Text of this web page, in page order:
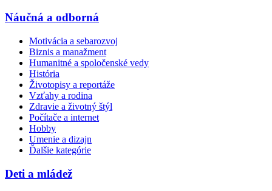
Náučná a odborná
Motivácia a sebarozvoj
Biznis a manažment
Humanitné a spoločenské vedy
História
Životopisy a reportáže
Vzťahy a rodina
Zdravie a životný štýl
Počítače a internet
Hobby
Umenie a dizajn
Ďalšie kategórie
Deti a mládež